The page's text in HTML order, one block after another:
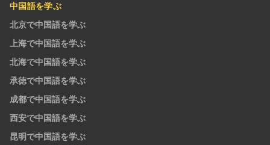
中国語を学ぶ
北京で中国語を学ぶ
上海で中国語を学ぶ
北海で中国語を学ぶ
承徳で中国語を学ぶ
成都で中国語を学ぶ
西安で中国語を学ぶ
昆明で中国語を学ぶ